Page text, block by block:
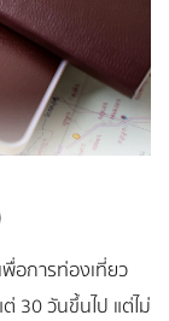
อการท่องเที่ยว
30 วันขึ้นไป แต่ไม่